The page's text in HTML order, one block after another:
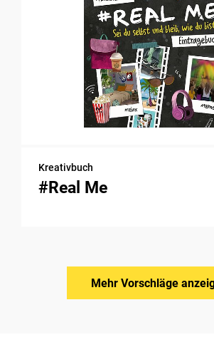
Kreativbuch
#Real Me
Mehr Vorschläge